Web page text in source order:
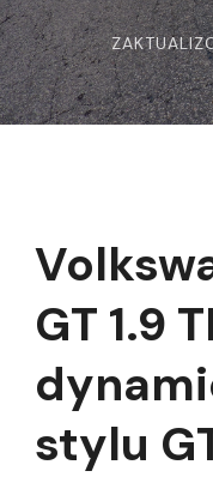
GT 1.9
stylu